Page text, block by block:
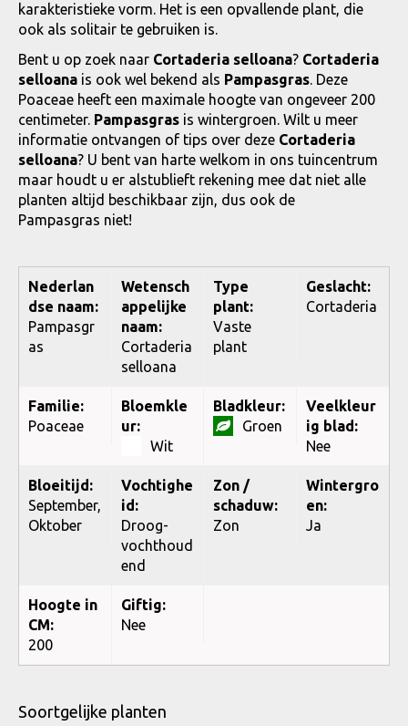
karakteristieke vorm. Het is een opvallende plant, die
ook als solitair te gebruiken is.
Bent u op zoek naar Cortaderia selloana? Cortaderia
selloana is ook wel bekend als Pampasgras. Deze
Poaceae heeft een maximale hoogte van ongeveer 200
centimeter. Pampasgras is wintergroen. Wilt u meer
informatie ontvangen of tips over deze Cortaderia
selloana? U bent van harte welkom in ons tuincentrum
maar houdt u er alstublieft rekening mee dat niet alle
planten altijd beschikbaar zijn, dus ook de
Pampasgras niet!
Nederlan
dse naam:
Pampasgr
as
Wetensch
appelijke
naam:
Cortaderia
selloana
Type
plant:
Vaste
plant
Geslacht:
Cortaderia
Familie:
Poaceae
Bloemkle
ur:
Wit
Bladkleur:
Groen
Veelkleur
ig blad:
Nee
Bloeitijd:
September,
Oktober
Vochtighe
id:
Droog-
vochthoud
end
Zon /
schaduw:
Zon
Wintergro
en:
Ja
Hoogte in
CM:
200
Giftig:
Nee
Soortgelijke planten